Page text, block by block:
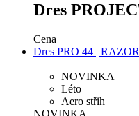
Dres
Cena
Dres PRO 44 | RAZOR
NOVINKA
Léto
Aero střih